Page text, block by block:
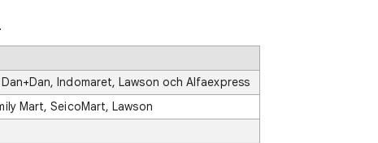
Indomaret, Lawson och Alfaexpress
Mart, SeicoMart, Lawson